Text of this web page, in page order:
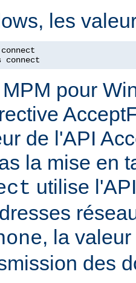
les
connect
pour
de l'API
la mise en
utilise
, la valeur
des